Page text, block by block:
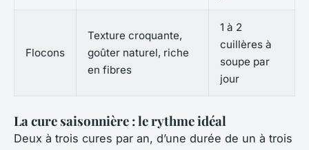
Flocons
Texture croquante,
goûter naturel, riche
en fibres
1 à 2
cuillères à
soupe par
jour
La cure saisonnière : le rythme idéal
Deux à trois cures par an, d’une durée de un à trois